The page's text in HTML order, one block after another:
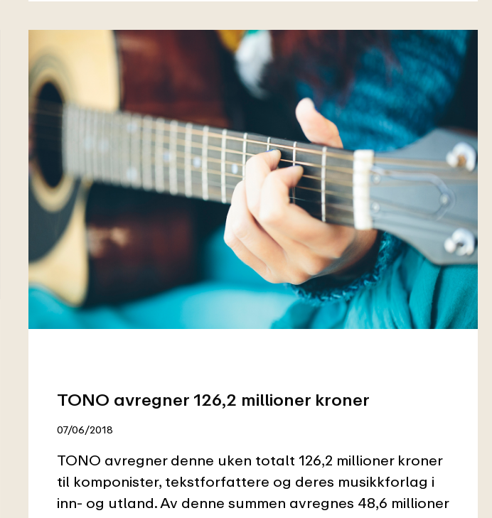
TONO avregner 126,2 millioner kroner
07/06/2018
TONO avregner denne uken totalt 126,2 millioner kroner
til komponister, tekstforfattere og deres musikkforlag i
inn- og utland. Av denne summen avregnes 48,6 millioner